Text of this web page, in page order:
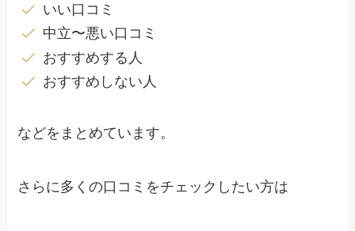
いい口コミ
中立〜悪い口コミ
おすすめする人
おすすめしない人
などをまとめています。
さらに多くの口コミをチェックしたい方は